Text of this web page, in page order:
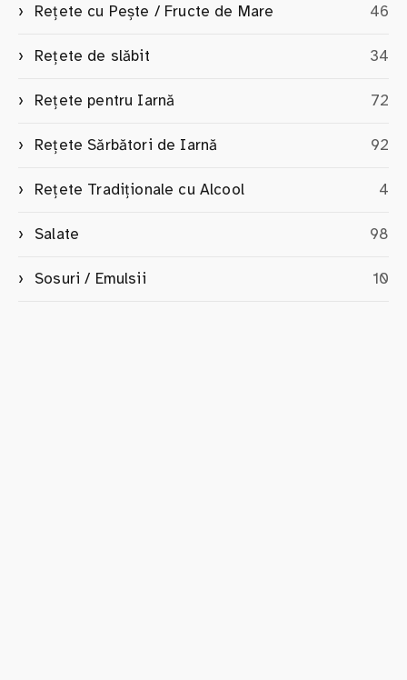
Rețete cu Pește / Fructe de Mare 46
Rețete de slăbit 34
Rețete pentru Iarnă 72
Rețete Sărbători de Iarnă 92
Rețete Tradiționale cu Alcool 4
Salate 98
Sosuri / Emulsii 10